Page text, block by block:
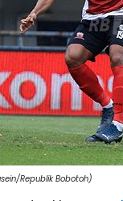
Republik Bobotoh)